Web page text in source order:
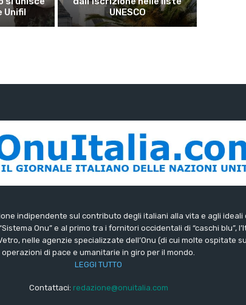
Unifil
UNESCO
indipendente sul contributo degli italiani alla vita e agli ideali
Onu” e al primo tra i fornitori occidentali di “caschi blu”,
nelle agenzie specializzate dell’Onu (di cui molte ospitate
operazioni di pace e umanitarie in giro per il mondo.
LEGGI TUTTO
Contattaci: redazione@onuitalia.com